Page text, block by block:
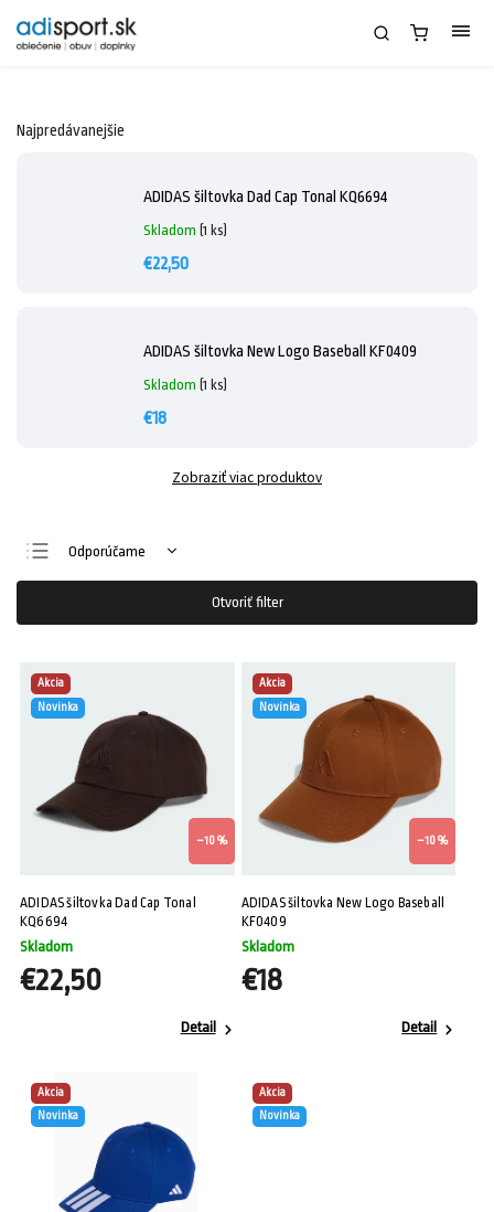
Najpredávanejšie
ADIDAS šiltovka Dad Cap Tonal KQ6694
Skladom (1 ks)
€22,50
ADIDAS šiltovka New Logo Baseball KF0409
Skladom (1 ks)
€18
Zobraziť viac produktov
Odporúčame
Najlacnejšie
Najdrahšie
Abecedne
Otvoriť filter
Akcia
Novinka
–10 %
ADIDAS šiltovka Dad Cap Tonal
KQ6694
Skladom
€22,50
Detail
Akcia
Novinka
–10 %
ADIDAS šiltovka New Logo Baseball
KF0409
Skladom
€18
Detail
Akcia
Novinka
Akcia
Novinka